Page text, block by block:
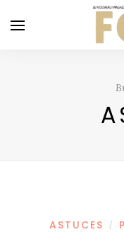
ASTUCES /